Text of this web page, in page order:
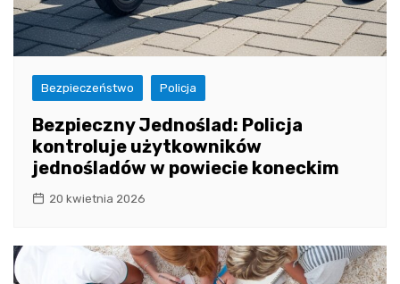
Bezpieczeństwo Policja
Bezpieczny Jednoślad: Policja
kontroluje użytkowników
jednośladów w powiecie koneckim
20 kwietnia 2026